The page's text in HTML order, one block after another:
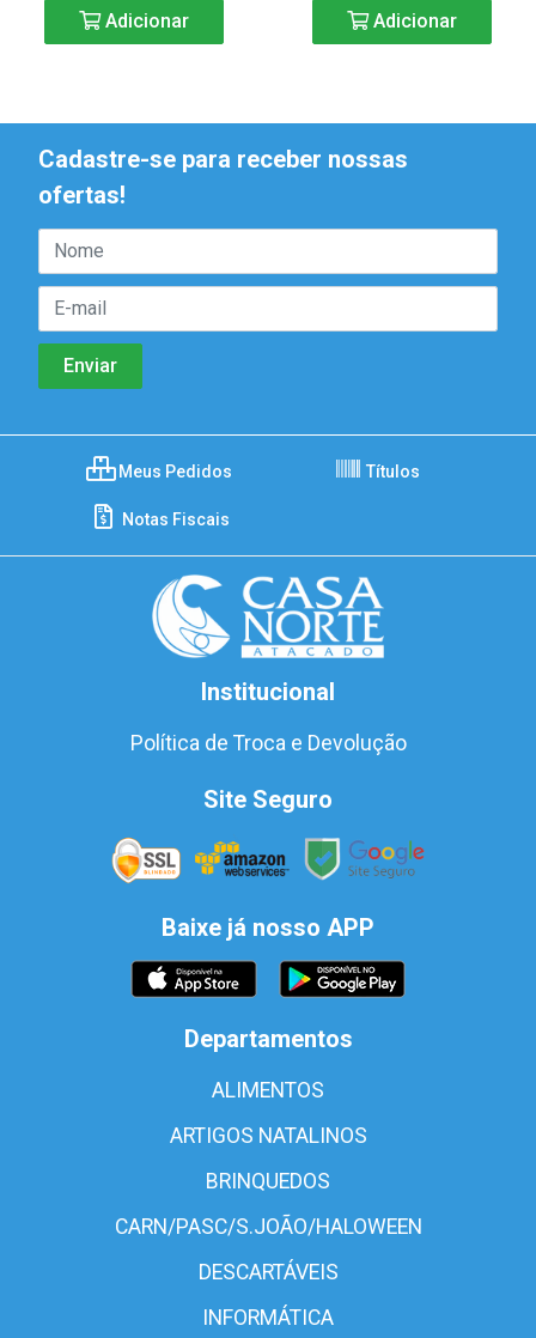
Adicionar Adicionar
Cadastre-se para receber nossas
ofertas!
Meus Pedidos Títulos
Notas Fiscais
Institucional
Política de Troca e Devolução
Site Seguro
Baixe já nosso APP
Departamentos
ALIMENTOS
ARTIGOS NATALINOS
BRINQUEDOS
CARN/PASC/S.JOÃO/HALOWEEN
DESCARTÁVEIS
INFORMÁTICA